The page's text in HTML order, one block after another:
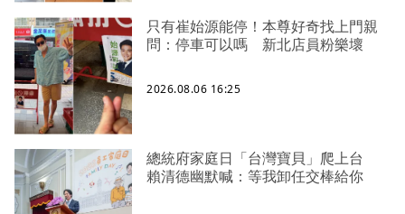
只有崔始源能停！本尊好奇找上門親
問：停車可以嗎 新北店員粉樂壞
2026.08.06 16:25
總統府家庭日「台灣寶貝」爬上台
賴清德幽默喊：等我卸任交棒給你